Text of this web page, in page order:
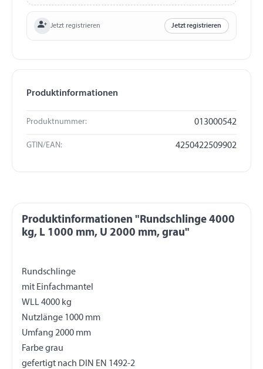
Jetzt registrieren Jetzt registrieren
Produktinformationen
Produktnummer: 013000542
GTIN/EAN: 4250422509902
Produktinformationen "Rundschlinge 4000
kg, L 1000 mm, U 2000 mm, grau"
Rundschlinge
mit Einfachmantel
WLL 4000 kg
Nutzlänge 1000 mm
Umfang 2000 mm
Farbe grau